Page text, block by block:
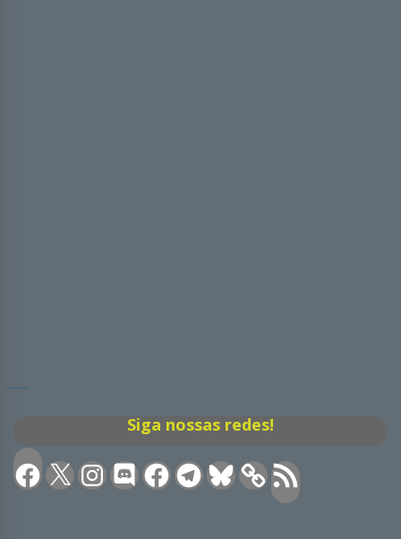
Siga nossas redes!
Facebook
X Instagram
DiscordFacebookTelegramBluesky Feed
RSS